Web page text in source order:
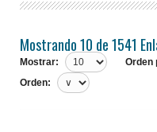
Mostrando 10 de 1541
Mostrar:
Orden
Orden: